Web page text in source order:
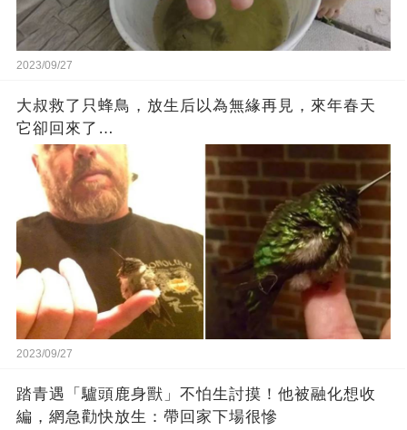
2023/09/27
大叔救了只蜂鳥，放生后以為無緣再見，來年春天
它卻回來了…
2023/09/27
踏青遇「驢頭鹿身獸」不怕生討摸！他被融化想收
編，網急勸快放生：帶回家下場很慘